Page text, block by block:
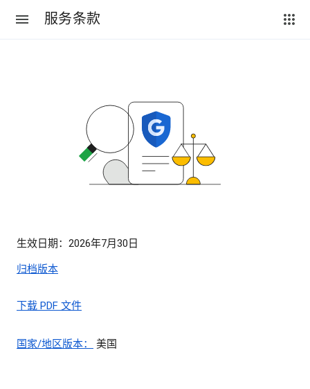
服务条款
生效日期：2026年7月30日
归档版本
下载 PDF 文件
国家/地区版本： 美国